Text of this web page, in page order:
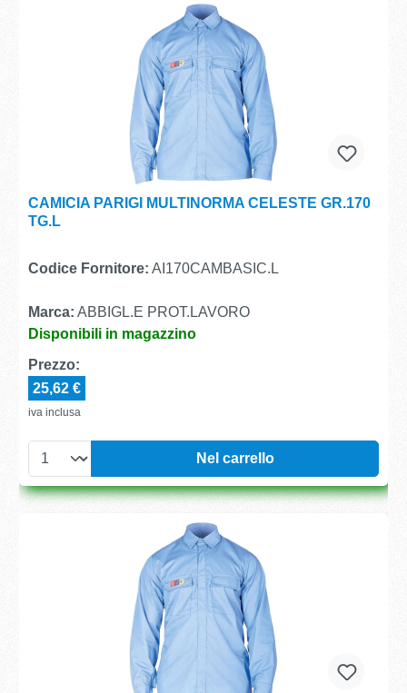
CAMICIA PARIGI MULTINORMA CELESTE GR.170
TG.L
Codice Fornitore: AI170CAMBASIC.L
Marca: ABBIGL.E PROT.LAVORO
Disponibili in magazzino
Prezzo:
25,62 €
iva inclusa
Nel carrello